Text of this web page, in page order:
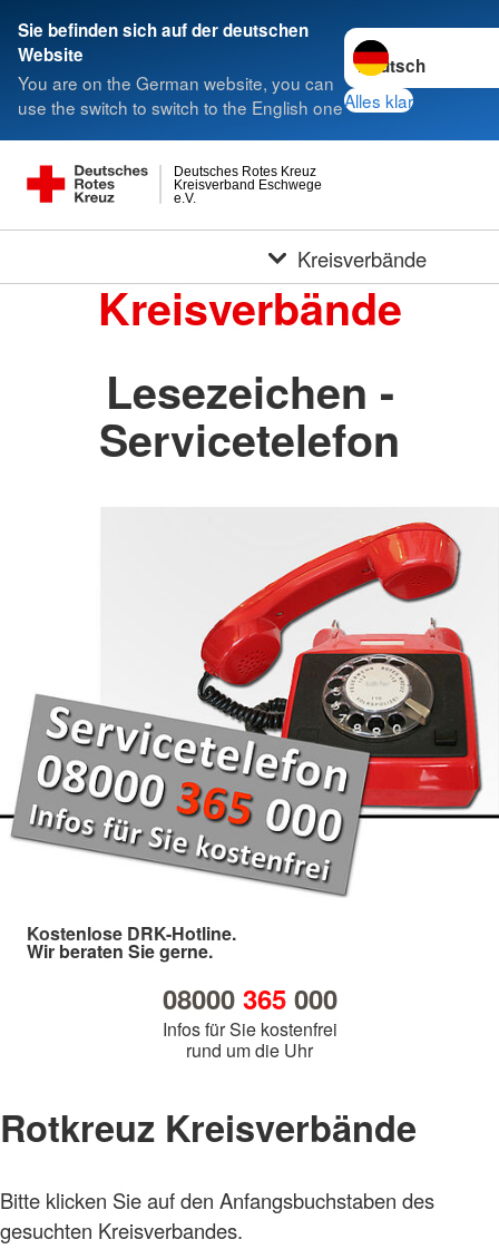
Sie befinden sich auf der deutschen
Website
You are on the German website, you can
use the switch to switch to the English one
Sprache wechseln
Alles klar
e.V.
Kreisverband Eschwege
Deutsches Rotes Kreuz
Kreisverbände
Kreisverbände
Lesezeichen -
Servicetelefon
Kostenlose DRK-Hotline.
Wir beraten Sie gerne.
08000 365000
Infos für Sie kostenfrei
rund um die Uhr
Rotkreuz Kreisverbände
Bitte klicken Sie auf den Anfangsbuchstaben des
gesuchten Kreisverbandes.